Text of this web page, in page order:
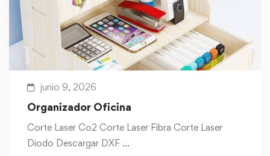
junio 9, 2026
Organizador Oficina
Corte Laser Co2 Corte Laser Fibra Corte Laser
Diodo Descargar DXF …